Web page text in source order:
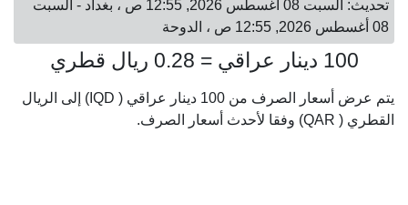
تحديث: السبت 08 أغسطس 2026, 12:55 ص ، بغداد - السبت
08 أغسطس 2026, 12:55 ص ، الدوحة
100 دينار عراقي = 0.28 ريال قطري
يتم عرض أسعار الصرف من 100 دينار عراقي ( IQD) إلى الريال
القطري ( QAR) وفقا لأحدث أسعار الصرف.